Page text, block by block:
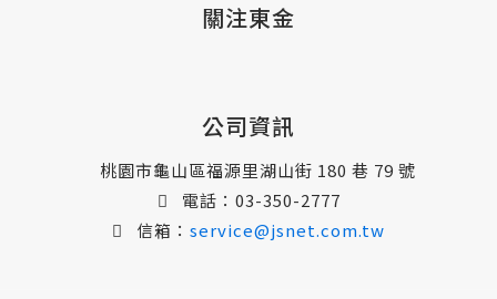
關注東金
公司資訊
桃園市龜山區福源里湖山街 180 巷 79 號
電話： 03-350-2777
信箱： service@jsnet.com.tw